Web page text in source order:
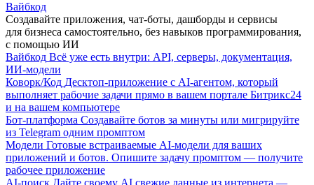
Вайбкод
Создавайте приложения, чат-боты, дашборды и сервисы
для бизнеса самостоятельно, без навыков программирования,
с помощью ИИ
Вайбкод Всё уже есть внутри: API, серверы, документация,
ИИ-модели
Коворк/Код Десктоп-приложение с AI-агентом, который
выполняет рабочие задачи прямо в вашем портале Битрикс24
и на вашем компьютере
Бот-платформа Создавайте ботов за минуты или мигрируйте
из Telegram одним промптом
Модели Готовые встраиваемые AI-модели для ваших
приложений и ботов. Опишите задачу промптом — получите
рабочее приложение
AI-поиск Дайте своему AI свежие данные из интернета —